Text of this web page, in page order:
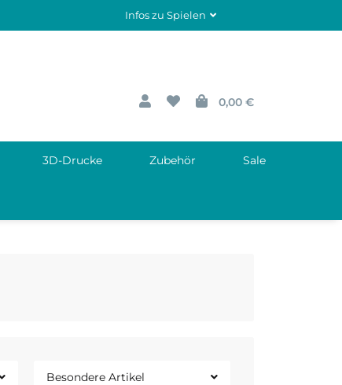
Infos zu Spielen
0,00 €
3D-Drucke Zubehör Sale
Besondere Artikel